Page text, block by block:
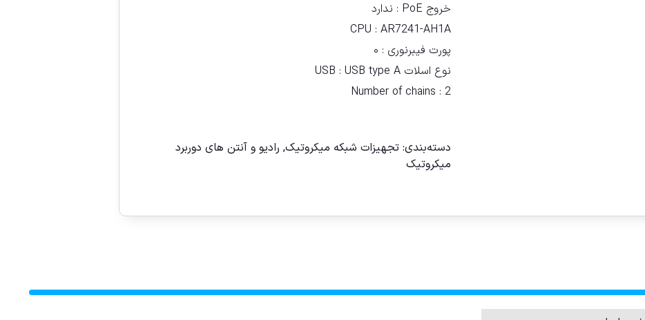
خروج PoE :
ندارد
CPU : AR7241-AH1A
پورت فیبرنوری : ۰
نوع اسلات USB : USB type A
Number of chains : 2
دسته‌بندی: تجهیزات شبکه میکروتیک, رادیو و آنتن های دوربرد
ميكروتيک